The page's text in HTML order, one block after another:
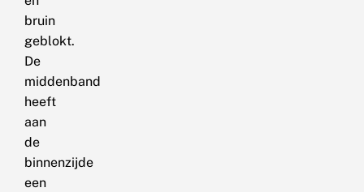
bruin
geblokt.
De
middenband
heeft
aan
de
binnenzijde
een